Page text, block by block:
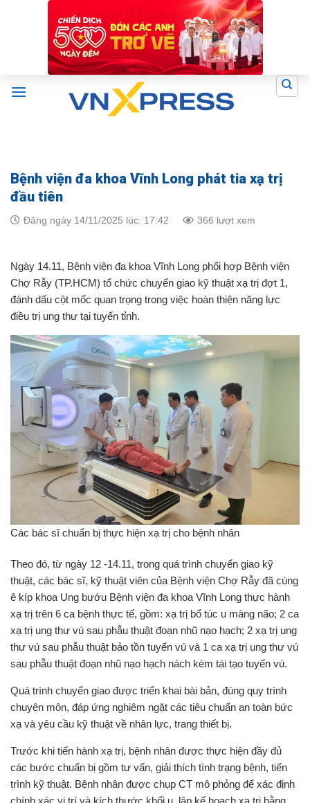
Bệnh viện đa khoa Vĩnh Long phát tia xạ trị
đầu tiên
Đăng ngày 14/11/2025 lúc: 17:42 366 lượt xem
Ngày 14.11, Bệnh viện đa khoa Vĩnh Long phối hợp Bệnh viện
Chợ Rẫy (TP.HCM) tổ chức chuyển giao kỹ thuật xạ trị đợt 1,
đánh dấu cột mốc quan trọng trong việc hoàn thiện năng lực
điều trị ung thư tại tuyến tỉnh.
Các bác sĩ chuẩn bị thực hiện xạ trị cho bệnh nhân
Theo đó, từ ngày 12 -14.11, trong quá trình chuyển giao kỹ
thuật, các bác sĩ, kỹ thuật viên của Bệnh viện Chợ Rẫy đã cùng
ê kíp khoa Ung bướu Bệnh viện đa khoa Vĩnh Long thực hành
xạ trị trên 6 ca bệnh thực tế, gồm: xạ trị bổ túc u màng não; 2 ca
xạ trị ung thư vú sau phẫu thuật đoạn nhũ nạo hạch; 2 xạ trị ung
thư vú sau phẫu thuật bảo tồn tuyến vú và 1 ca xạ trị ung thư vú
sau phẫu thuật đoạn nhũ nạo hạch nách kèm tái tạo tuyến vú.
Quá trình chuyển giao được triển khai bài bản, đúng quy trình
chuyên môn, đáp ứng nghiêm ngặt các tiêu chuẩn an toàn bức
xạ và yêu cầu kỹ thuật về nhân lực, trang thiết bị.
Trước khi tiến hành xạ trị, bệnh nhân được thực hiện đầy đủ
các bước chuẩn bị gồm tư vấn, giải thích tình trạng bệnh, tiến
trình kỹ thuật. Bệnh nhân được chụp CT mô phỏng để xác định